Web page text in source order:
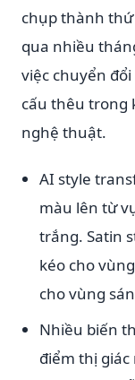
chụp thành
qua nhiều
việc chuyển
cấu thêu trong
nghệ thuật.
AI style
màu lên từ
trắng. Satin
kéo cho
cho vùng
Nhiều biến
điểm thị